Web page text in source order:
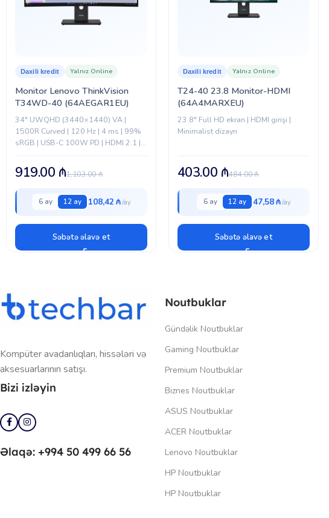
Monitor Lenovo ThinkVision
T34WD-40 (64AEGAR1EU)
Daxili kredit Yalnız Online
34" UWQHD (3440×1440) VA |
1500R Curved | 120 Hz | 4 ms | 99%
sRGB | USB-C 100W PD | HDMI 2.1 |
1,103.00₼
919.00 ₼
6 ay 12 ay 108,42 ₼
Səbətə əlavə et
T24-40 23.8 Monitor-HDMI
(64A4MARXEU)
Daxili kredit Yalnız Online
23.8″ Full HD ekran | HDMI girişi |
Minimalist dizayn
484.00₼
403.00 ₼
6 ay 12 ay 47,58 ₼
Səbətə əlavə et
Kompüter avadanlıqları, hissələri və
aksesuarlarının satışı.
Bizi izləyin
Əlaqə: +994 50 499 66 56
Noutbuklar
Gündəlik Noutbuklar
Gaming Noutbuklar
Premium Noutbuklar
Biznes Noutbuklar
ASUS Noutbuklar
ACER Noutbuklar
Lenovo Noutbuklar
HP Noutbuklar
HP Noutbuklar